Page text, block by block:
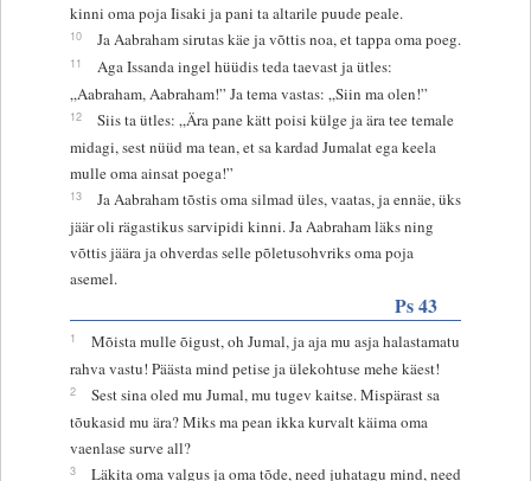
kinni oma poja Iisaki ja pani ta altarile puude peale.
10 Ja Aabraham sirutas käe ja võttis noa, et tappa oma poeg.
11
Aga Issanda ingel hüüdis teda taevast ja ütles:
„Aabraham, Aabraham!” Ja tema vastas: „Siin ma olen!”
12
Siis ta ütles: „Ära pane kätt poisi külge ja ära tee temale
midagi, sest nüüd ma tean, et sa kardad Jumalat ega keela
mulle oma ainsat poega!”
13
Ja Aabraham tõstis oma silmad üles, vaatas, ja ennäe, üks
jäär oli rägastikus sarvipidi kinni. Ja Aabraham läks ning
võttis jäära ja ohverdas selle põletusohvriks oma poja
asemel.
Ps 43
1
Mõista mulle õigust, oh Jumal, ja aja mu asja halastamatu
rahva vastu! Päästa mind petise ja ülekohtuse mehe käest!
2
Sest sina oled mu Jumal, mu tugev kaitse. Mispärast sa
tõukasid mu ära? Miks ma pean ikka kurvalt käima oma
vaenlase surve all?
3
Läkita oma valgus ja oma tõde, need juhatagu mind, need